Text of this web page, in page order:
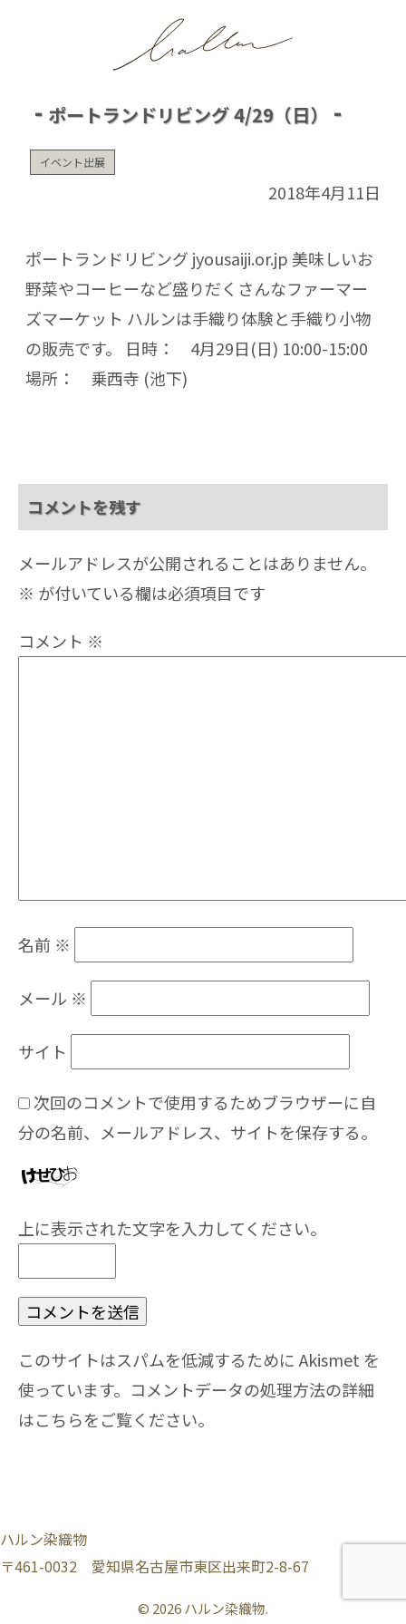
ポートランドリビング 4/29（日）
イベント出展
2018年4月11日
ポートランドリビング jyousaiji.or.jp 美味しいお
野菜やコーヒーなど盛りだくさんなファーマー
ズマーケット ハルンは手織り体験と手織り小物
の販売です。 日時： 4月29日(日) 10:00-15:00
場所： 乗西寺 (池下)
コメントを残す
メールアドレスが公開されることはありません。
※ が付いている欄は必須項目です
コメント ※
名前 ※
メール ※
サイト
次回のコメントで使用するためブラウザーに自
分の名前、メールアドレス、サイトを保存する。
上に表示された文字を入力してください。
このサイトはスパムを低減するために Akismet を
使っています。 コメントデータの処理方法の詳細
はこちらをご覧ください。
ハルン染織物
〒461-0032 愛知県名古屋市東区出来町2-8-67
© 2026 ハルン染織物.